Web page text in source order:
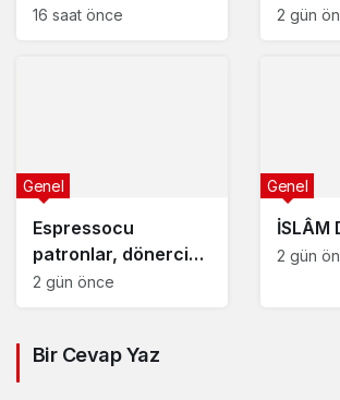
Öldürülecek
16 saat önce
dalgıç
2 gün
Espressocu
patronlar, dönerci
overlokçular
Genel
2 gün önce
İSLÂM
Genel
2 gün
Bir Cevap Yaz